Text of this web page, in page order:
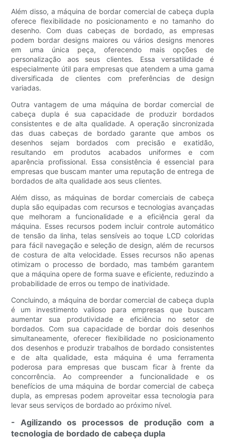
Além disso, a máquina de bordar comercial de cabeça dupla
oferece flexibilidade no posicionamento e no tamanho do
desenho. Com duas cabeças de bordado, as empresas
podem bordar designs maiores ou vários designs menores
em uma única peça, oferecendo mais opções de
personalização aos seus clientes. Essa versatilidade é
especialmente útil para empresas que atendem a uma gama
diversificada de clientes com preferências de design
variadas.
Outra vantagem de uma máquina de bordar comercial de
cabeça dupla é sua capacidade de produzir bordados
consistentes e de alta qualidade. A operação sincronizada
das duas cabeças de bordado garante que ambos os
desenhos sejam bordados com precisão e exatidão,
resultando em produtos acabados uniformes e com
aparência profissional. Essa consistência é essencial para
empresas que buscam manter uma reputação de entrega de
bordados de alta qualidade aos seus clientes.
Além disso, as máquinas de bordar comerciais de cabeça
dupla são equipadas com recursos e tecnologias avançadas
que melhoram a funcionalidade e a eficiência geral da
máquina. Esses recursos podem incluir controle automático
de tensão da linha, telas sensíveis ao toque LCD coloridas
para fácil navegação e seleção de design, além de recursos
de costura de alta velocidade. Esses recursos não apenas
otimizam o processo de bordado, mas também garantem
que a máquina opere de forma suave e eficiente, reduzindo a
probabilidade de erros ou tempo de inatividade.
Concluindo, a máquina de bordar comercial de cabeça dupla
é um investimento valioso para empresas que buscam
aumentar sua produtividade e eficiência no setor de
bordados. Com sua capacidade de bordar dois desenhos
simultaneamente, oferecer flexibilidade no posicionamento
dos desenhos e produzir trabalhos de bordado consistentes
e de alta qualidade, esta máquina é uma ferramenta
poderosa para empresas que buscam ficar à frente da
concorrência. Ao compreender a funcionalidade e os
benefícios de uma máquina de bordar comercial de cabeça
dupla, as empresas podem aproveitar essa tecnologia para
levar seus serviços de bordado ao próximo nível.
- Agilizando os processos de produção com a
tecnologia de bordado de cabeça dupla